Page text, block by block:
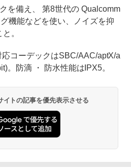
を備え、 第8世代の Qualcomm
機能などを使い、ノイズを抑
。
コーデックはSBC/AAC/aptX/a
。防滴 ・ 防水性能はIPX5。
トの記事を優先表示させる